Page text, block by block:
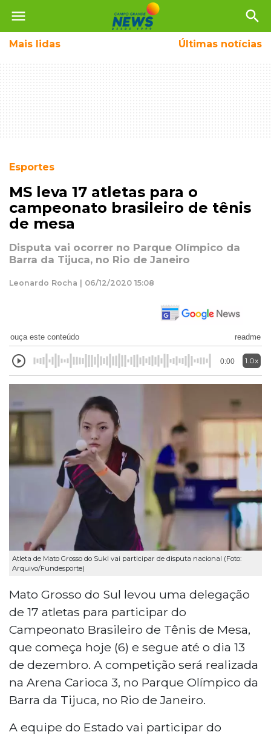
menu search
Mais lidas Últimas notícias
Esportes
MS leva 17 atletas para o
campeonato brasileiro de tênis
de mesa
Disputa vai ocorrer no Parque Olímpico da
Barra da Tijuca, no Rio de Janeiro
Leonardo Rocha | 06/12/2020 15:08
ouça este conteúdo readme
0:00 1.0x
Atleta de Mato Grosso do Sukl vai participar de disputa nacional (Foto:
Arquivo/Fundesporte)
Mato Grosso do Sul levou uma delegação
de 17 atletas para participar do
Campeonato Brasileiro de Tênis de Mesa,
que começa hoje (6) e segue até o dia 13
de dezembro. A competição será realizada
na Arena Carioca 3, no Parque Olímpico da
Barra da Tijuca, no Rio de Janeiro.
A equipe do Estado vai participar do